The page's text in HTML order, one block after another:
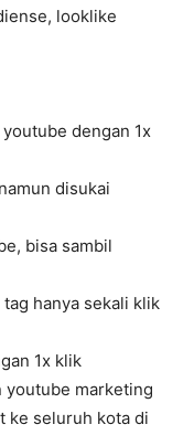
looklike
dengan 1x
disukai
bisa sambil
hanya sekali klik
1x klik
youtube marketing
ke seluruh kota di